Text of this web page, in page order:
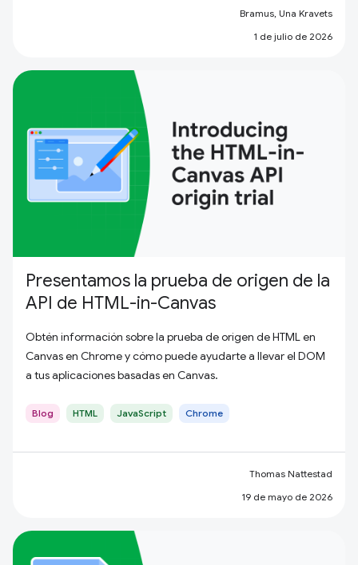
Bramus, Una Kravets
1 de julio de 2026
Presentamos la prueba de origen de la
API de HTML-in-Canvas
Obtén información sobre la prueba de origen de HTML en
Canvas en Chrome y cómo puede ayudarte a llevar el DOM
a tus aplicaciones basadas en Canvas.
Blog HTML JavaScript Chrome
Thomas Nattestad
19 de mayo de 2026